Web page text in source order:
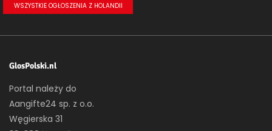
WSZYSTKIE OGŁOSZENIA Z HOLANDII
GlosPolski.nl
Portal należy do
Aangifte24 sp. z o.o.
Węgierska 31